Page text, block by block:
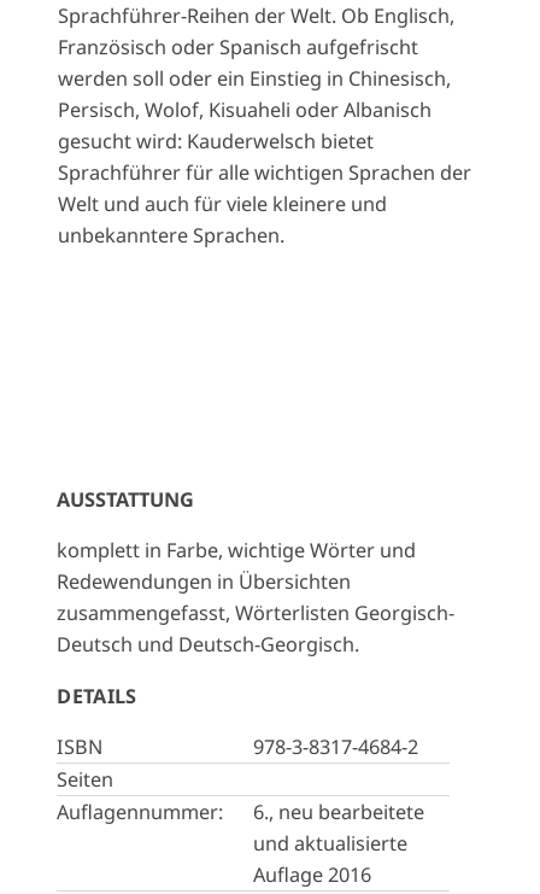
Sprachführer-Reihen der Welt. Ob Englisch,
Französisch oder Spanisch aufgefrischt
werden soll oder ein Einstieg in Chinesisch,
Persisch, Wolof, Kisuaheli oder Albanisch
gesucht wird: Kauderwelsch bietet
Sprachführer für alle wichtigen Sprachen der
Welt und auch für viele kleinere und
unbekanntere Sprachen.
AUSSTATTUNG
komplett in Farbe, wichtige Wörter und
Redewendungen in Übersichten
zusammengefasst, Wörterlisten Georgisch-
Deutsch und Deutsch-Georgisch.
DETAILS
ISBN
978-3-8317-4684-2
Seiten
Auflagennummer:
6., neu bearbeitete
und aktualisierte
Auflage 2016